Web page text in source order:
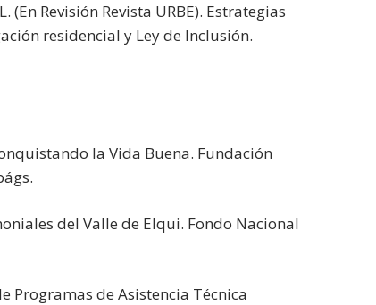
Revisión Revista URBE). Estrategias
residencial y Ley de Inclusión.
la Vida Buena. Fundación
del Valle de Elqui. Fondo Nacional
Programas de Asistencia Técnica